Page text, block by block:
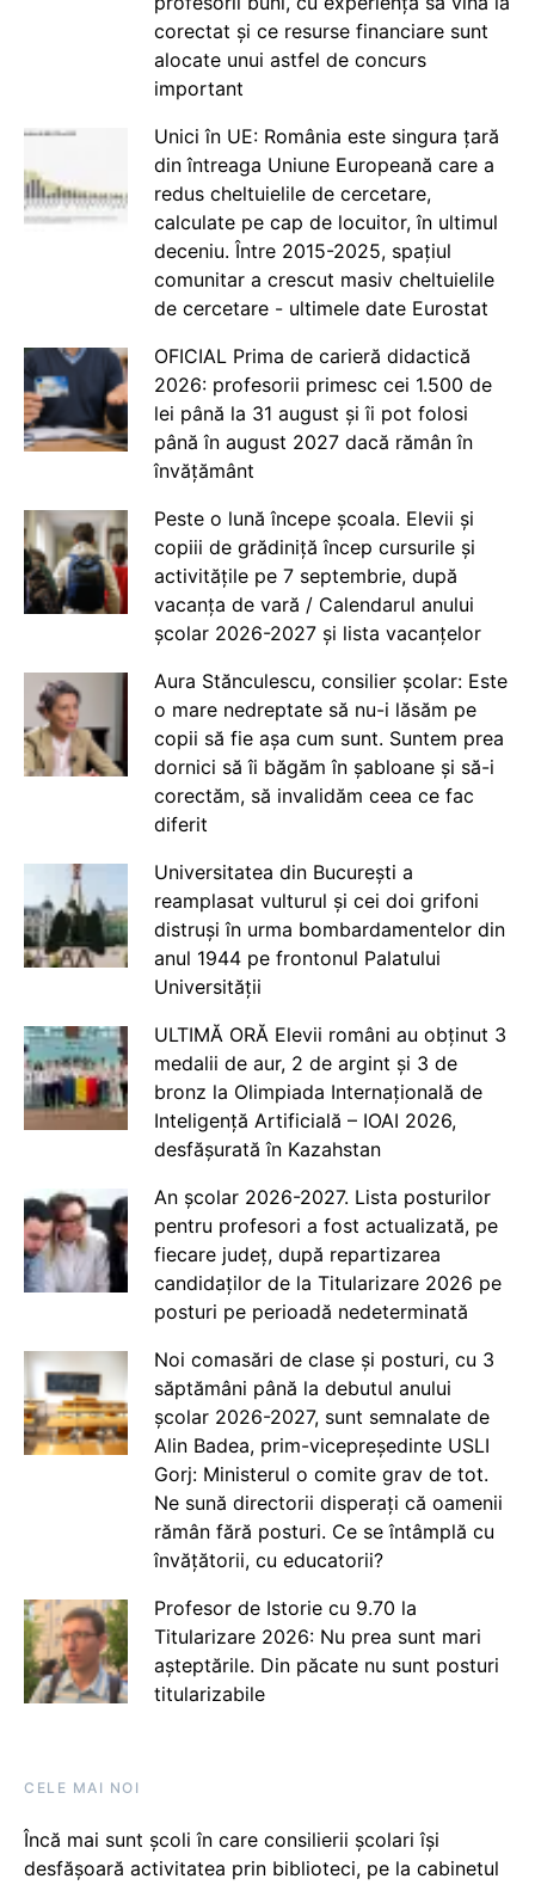
corectat și ce resurse financiare sunt
alocate unui astfel de concurs
important
Unici în UE: România este singura țară
din întreaga Uniune Europeană care a
redus cheltuielile de cercetare,
calculate pe cap de locuitor, în ultimul
deceniu. Între 2015-2025, spațiul
comunitar a crescut masiv cheltuielile
de cercetare - ultimele date Eurostat
OFICIAL Prima de carieră didactică
2026: profesorii primesc cei 1.500 de
lei până la 31 august și îi pot folosi
până în august 2027 dacă rămân în
învățământ
Peste o lună începe școala. Elevii și
copiii de grădiniță încep cursurile și
activitățile pe 7 septembrie, după
vacanța de vară / Calendarul anului
școlar 2026-2027 și lista vacanțelor
Aura Stănculescu, consilier școlar: Este
o mare nedreptate să nu-i lăsăm pe
copii să fie așa cum sunt. Suntem prea
dornici să îi băgăm în șabloane și să-i
corectăm, să invalidăm ceea ce fac
diferit
Universitatea din București a
reamplasat vulturul și cei doi grifoni
distruși în urma bombardamentelor din
anul 1944 pe frontonul Palatului
Universității
ULTIMĂ ORĂ Elevii români au obținut 3
medalii de aur, 2 de argint și 3 de
bronz la Olimpiada Internațională de
Inteligență Artificială – IOAI 2026,
desfășurată în Kazahstan
An școlar 2026-2027. Lista posturilor
pentru profesori a fost actualizată, pe
fiecare județ, după repartizarea
candidaților de la Titularizare 2026 pe
posturi pe perioadă nedeterminată
Noi comasări de clase și posturi, cu 3
săptămâni până la debutul anului
școlar 2026-2027, sunt semnalate de
Alin Badea, prim-vicepreședinte USLI
Gorj: Ministerul o comite grav de tot.
Ne sună directorii disperați că oamenii
rămân fără posturi. Ce se întâmplă cu
învățătorii, cu educatorii?
Profesor de Istorie cu 9.70 la
Titularizare 2026: Nu prea sunt mari
așteptările. Din păcate nu sunt posturi
titularizabile
CELE MAI NOI
Încă mai sunt școli în care consilierii școlari își
desfășoară activitatea prin biblioteci, pe la cabinetul